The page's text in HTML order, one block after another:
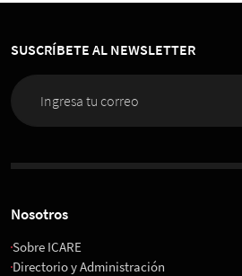
SUSCRÍBETE AL NEWSLETTER
Nosotros
Sobre ICARE
Directorio y Administración